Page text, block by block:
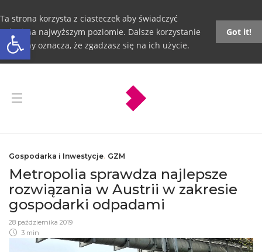
Otwórz pasek narzędzi
Ta strona korzysta z ciasteczek aby świadczyć
usługi na najwyższym poziomie. Dalsze korzystanie
ze strony oznacza, że zgadzasz się na ich użycie.
Got it!
Gospodarka i Inwestycje, GZM
Metropolia sprawdza najlepsze
rozwiązania w Austrii w zakresie
gospodarki odpadami
28 października 2019
3 min